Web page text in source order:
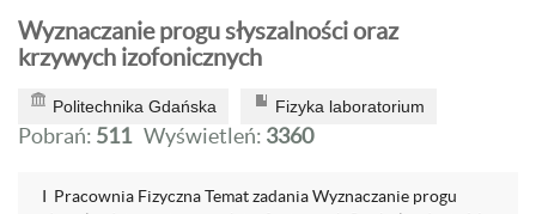
Wyznaczanie progu słyszalności oraz
krzywych izofonicznych
Politechnika Gdańska Fizyka laboratorium
Pobrań: 511 Wyświetleń: 3360
I Pracownia Fizyczna Temat zadania Wyznaczanie progu